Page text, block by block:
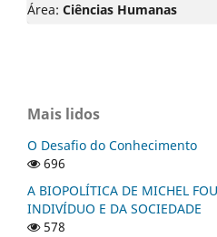
Área: Ciências Humanas
Mais lidos
O Desafio do Conhecimento
696
A BIOPOLÍTICA DE MICHEL
INDIVÍDUO E DA SOCIEDADE
578